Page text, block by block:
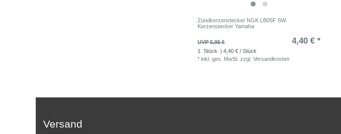
Zündkerzenstecker NGK LB05F SW
Kerzenstecker Yamaha
UVP 5,95 € 4,40 € *
1 Stück
| 4,40 € / Stück
*inkl. ges. MwSt. zzgl.Versandkosten
Versand